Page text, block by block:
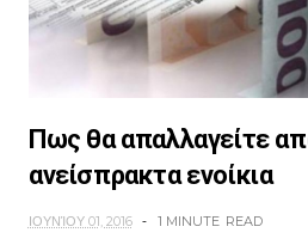
Πως θα απαλλαγείτε
ανείσπρακτα ενοίκια
ΙΟΥΝΊΟΥ 01, 2016 1 MINUTE READ